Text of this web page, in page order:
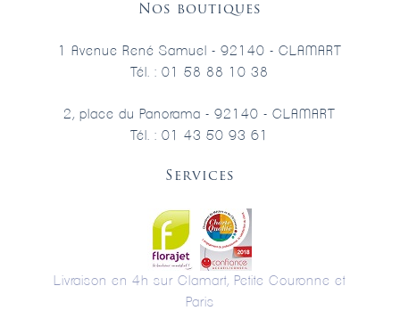
Nos boutiques
1 Avenue René Samuel - 92140 - CLAMART
Tél. : 01 58 88 10 38
2, place du Panorama - 92140 - CLAMART
Tél. : 01 43 50 93 61
Services
Livraison en 4h sur Clamart, Petite Couronne et
Paris